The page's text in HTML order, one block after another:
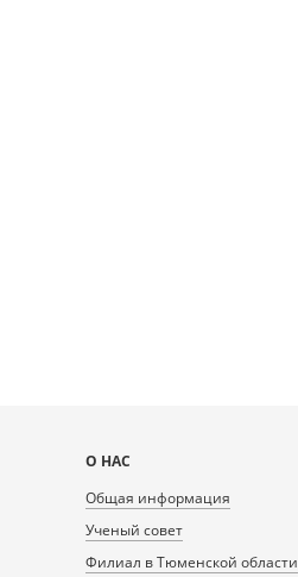
Карта
сайта
О НАС
Общая информация
Ученый совет
Филиал в Тюменской области